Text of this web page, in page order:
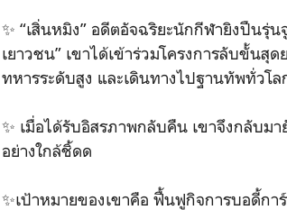
✨ “เสิ่นหมิง” อดีตอัจฉริยะนักกีฬายิงปืนรุ่
เยาวชน” เขาได้เข้าร่วมโครงการลับขั้นสุ
ทหารระดับสูง และเดินทางไปฐานทัพทั่วโล
✨ เมื่อได้รับอิสรภาพกลับคืน เขาจึงกลับม
อย่างใกล้ชิ้ดด
✨เป้าหมายของเขาคือ ฟื้นฟูกิจการบอดี้กา